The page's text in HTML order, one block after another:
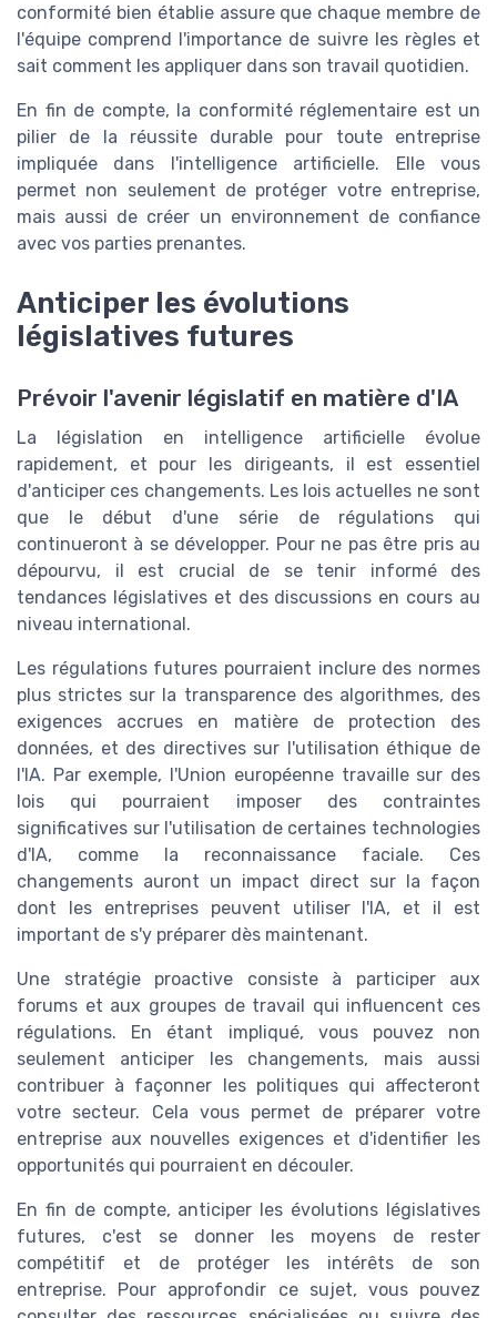
conformité bien établie assure que chaque membre de
l'équipe comprend l'importance de suivre les règles et
sait comment les appliquer dans son travail quotidien.
En fin de compte, la conformité réglementaire est un
pilier de la réussite durable pour toute entreprise
impliquée dans l'intelligence artificielle. Elle vous
permet non seulement de protéger votre entreprise,
mais aussi de créer un environnement de confiance
avec vos parties prenantes.
Anticiper les évolutions
législatives futures
Prévoir l'avenir législatif en matière d'IA
La législation en intelligence artificielle évolue
rapidement, et pour les dirigeants, il est essentiel
d'anticiper ces changements. Les lois actuelles ne sont
que le début d'une série de régulations qui
continueront à se développer. Pour ne pas être pris au
dépourvu, il est crucial de se tenir informé des
tendances législatives et des discussions en cours au
niveau international.
Les régulations futures pourraient inclure des normes
plus strictes sur la transparence des algorithmes, des
exigences accrues en matière de protection des
données, et des directives sur l'utilisation éthique de
l'IA. Par exemple, l'Union européenne travaille sur des
lois qui pourraient imposer des contraintes
significatives sur l'utilisation de certaines technologies
d'IA, comme la reconnaissance faciale. Ces
changements auront un impact direct sur la façon
dont les entreprises peuvent utiliser l'IA, et il est
important de s'y préparer dès maintenant.
Une stratégie proactive consiste à participer aux
forums et aux groupes de travail qui influencent ces
régulations. En étant impliqué, vous pouvez non
seulement anticiper les changements, mais aussi
contribuer à façonner les politiques qui affecteront
votre secteur. Cela vous permet de préparer votre
entreprise aux nouvelles exigences et d'identifier les
opportunités qui pourraient en découler.
En fin de compte, anticiper les évolutions législatives
futures, c'est se donner les moyens de rester
compétitif et de protéger les intérêts de son
entreprise. Pour approfondir ce sujet, vous pouvez